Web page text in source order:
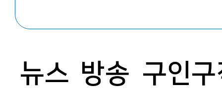
뉴스 방송 구인
2